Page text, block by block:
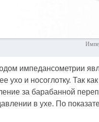
импедансометрии
ухо и носоглотку. Так
за барабанной
в ухе. По